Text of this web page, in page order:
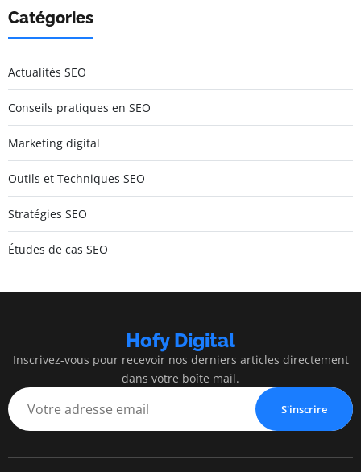
Catégories
Actualités SEO
Conseils pratiques en SEO
Marketing digital
Outils et Techniques SEO
Stratégies SEO
Études de cas SEO
Hofy Digital
Inscrivez-vous pour recevoir nos derniers articles directement
dans votre boîte mail.
S'inscrire